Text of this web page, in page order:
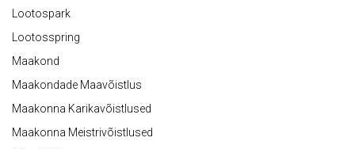
Lootospark
Lootosspring
Maakond
Maakondade Maavõistlus
Maakonna Karikavõistlused
Maakonna Meistrivõistlused